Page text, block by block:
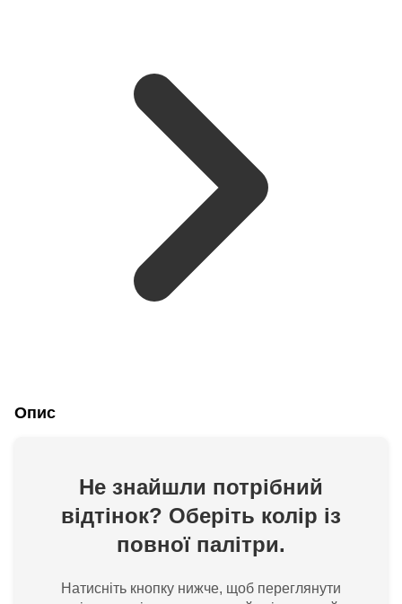
Опис
Не знайшли потрібний
відтінок? Оберіть колір із
повної палітри.
Натисніть кнопку нижче, щоб переглянути